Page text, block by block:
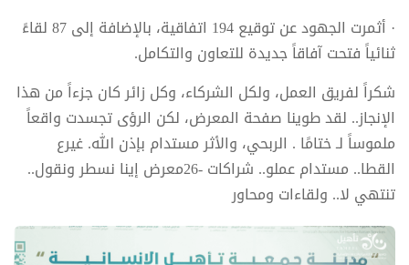
· أثمرت الجهود عن توقيع 194 اتفاقية، بالإضافة إلى 87 لقاءً
ثنائياً فتحت آفاقاً جديدة للتعاون والتكامل.
شكراً لفريق العمل، ولكل الشركاء، وكل زائر كان جزءاً من هذا
الإنجاز.. لقد طوينا صفحة المعرض، لكن الرؤى تجسدت واقعاً
ملموساً لـ ختامًا . الربحي، والأثر مستدام بإذن الله. غيرع
القطا.. مستدام عملو.. شراكات -26معرض إينا نسطر ونقول..
تنتهي لا.. ولقاءات ومحاور